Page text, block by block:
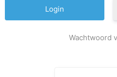
Wachtwoord